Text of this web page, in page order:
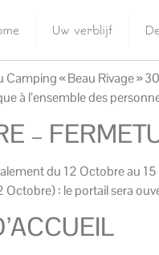
Uw verblijf
Camping « Beau Rivage »
à l’ensemble des
–
du 12 Octobre au
Octobre) : le portail sera